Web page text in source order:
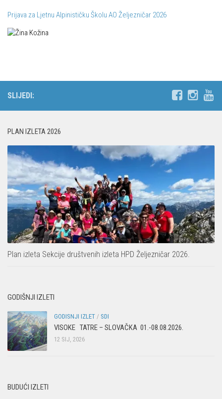
Putopisi
Put ekspedicionizma
Damir Bajs
Željko Brdal
Markacijska komisija
Dosadašnje aktivnosti
Novosti Markacijske komisije
Plan aktivnosti za 2025. godinu
Putevi koje održava HPD Željezničar
Povijest Markacijske komisije
Prijava za Ljetnu Alpinističku Školu AO Željezničar 2026
SLIJEDI:
PLAN IZLETA 2026
Plan izleta Sekcije društvenih izleta HPD Željezničar 2026.
GODIŠNJI IZLETI
GODISNJI IZLET / SDI
VISOKE TATRE – SLOVAČKA 01.-08.08.2026.
12 SIJ, 2026
BUDUĆI IZLETI